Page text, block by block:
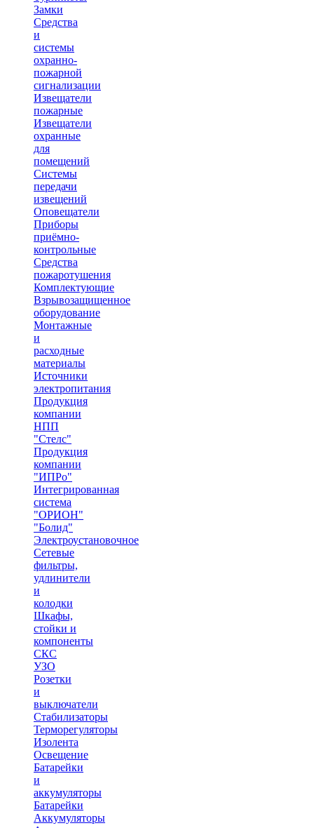
Замки
Средства
и
системы
охранно-
пожарной
сигнализации
Извещатели
пожарные
Извещатели
охранные
для
помещений
Системы
передачи
извещений
Оповещатели
Приборы
приёмно-
контрольные
Средства
пожаротушения
Комплектующие
Взрывозащищенное
оборудование
Монтажные
и
расходные
материалы
Источники
электропитания
Продукция
компании
НПП
"Стелс"
Продукция
компании
"ИПРо"
Интегрированная
система
"ОРИОН"
"Болид"
Электроустановочное
Сетевые
фильтры,
удлинители
и
колодки
Шкафы,
стойки и
компоненты
СКС
УЗО
Розетки
и
выключатели
Стабилизаторы
Терморегуляторы
Изолента
Освещение
Батарейки
и
аккумуляторы
Батарейки
Аккумуляторы